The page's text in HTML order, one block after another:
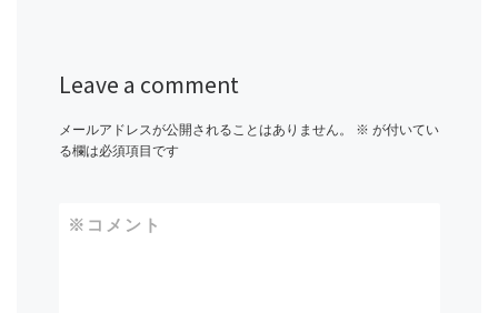
Leave a comment
メールアドレスが公開されることはありません。 ※ が付いてい
る欄は必須項目です
コメント
※